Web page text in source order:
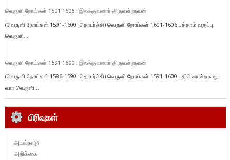
வெருளி நோய்கள் 1601-1606 : இலக்குவனார் திருவள்ளுவன்
(வெருளி நோய்கள் 1591-1600 :தொடர்ச்சி) வெருளி நோய்கள் 1601-1606 பத்தாம் வகுப்பு
வெருளி...
வெருளி நோய்கள் 1591-1600 : இலக்குவனார் திருவள்ளுவன்
(வெருளி நோய்கள் 1586-1590 :தொடர்ச்சி) வெருளி நோய்கள் 1591-1600 பதினொன்றாவது
வார வெருளி...
பிரிவுகள்
அயல்நாடு
அறிக்கை